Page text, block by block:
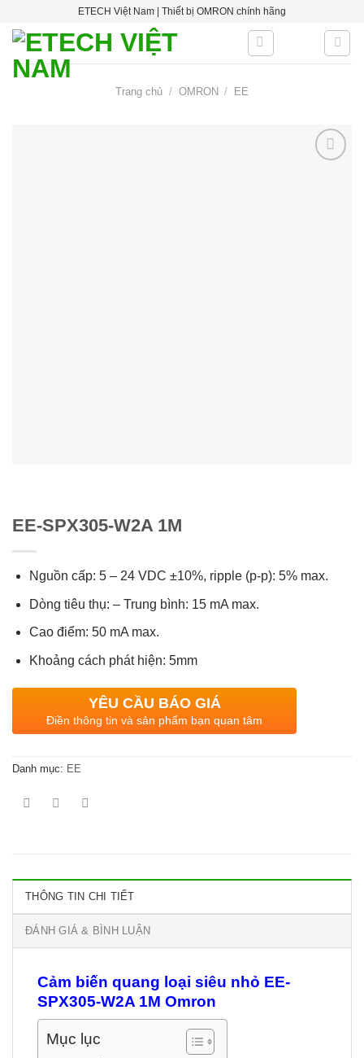
content
ETECH Việt Nam | Thiết bị OMRON chính hãng
Trang chủ / OMRON / EE
EE-SPX305-W2A 1M
Nguồn cấp: 5 – 24 VDC ±10%, ripple (p-p): 5% max.
Dòng tiêu thụ: – Trung bình: 15 mA max.
Cao điểm: 50 mA max.
Khoảng cách phát hiện: 5mm
YÊU CẦU BÁO GIÁ
Điền thông tin và sản phẩm bạn quan tâm
Danh mục: EE
THÔNG TIN CHI TIẾT
ĐÁNH GIÁ & BÌNH LUẬN
Cảm biến quang loại siêu nhỏ EE-
SPX305-W2A 1M Omron
Mục lục